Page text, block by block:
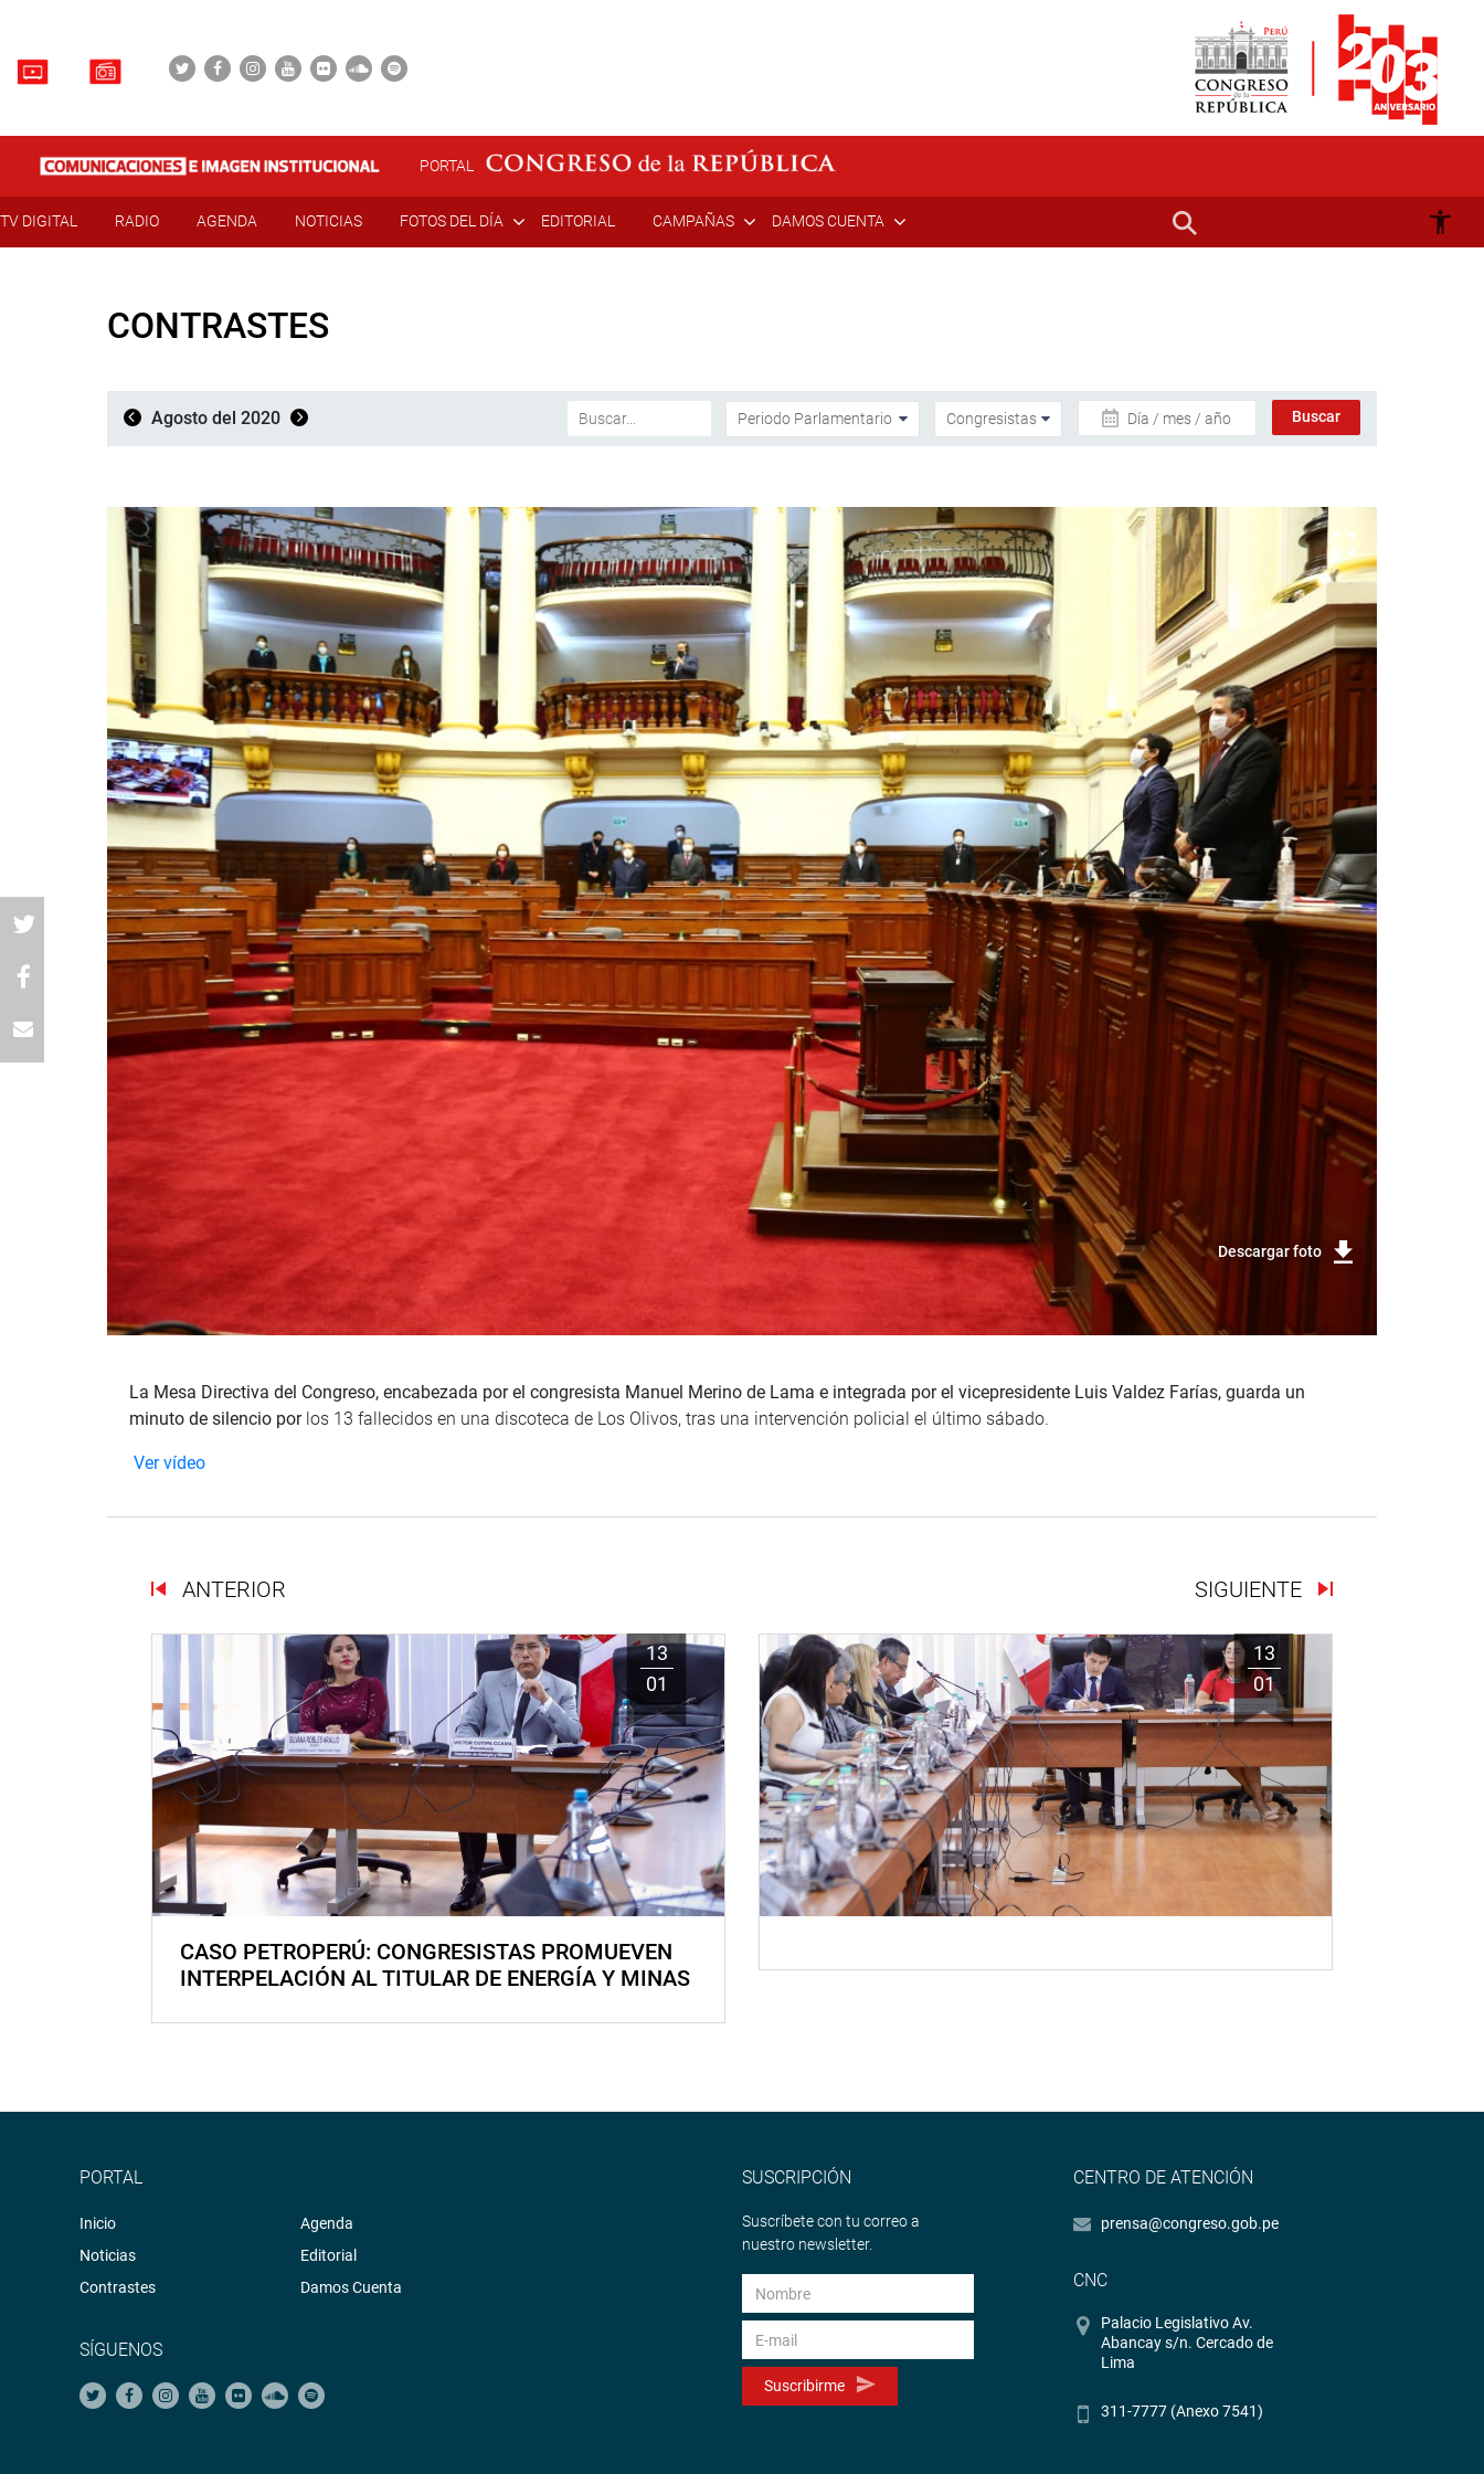
PORTAL
TV DIGITAL RADIO AGENDA NOTICIAS FOTOS DEL DÍA EDITORIAL CAMPAÑAS DAMOS CUENTA
CONTRASTES
Agosto del 2020 Día / mes / año
Descargar foto
La Mesa Directiva del Congreso, encabezada por el congresista Manuel Merino de Lama e integrada por el vicepresidente Luis Valdez Farías, guarda un
minuto de silencio porlos 13 fallecidos en una discoteca de Los Olivos, tras una intervención policial el último sábado.
Ver vídeo
ANTERIOR SIGUIENTE
13
01
CASO PETROPERÚ: CONGRESISTAS PROMUEVEN
INTERPELACIÓN AL TITULAR DE ENERGÍA Y MINAS
13
01
PORTAL
Inicio
Noticias
Contrastes
Agenda
Editorial
Damos Cuenta
SÍGUENOS
SUSCRIPCIÓN
Suscríbete con tu correo a
nuestro newsletter.
Suscribirme
CENTRO DE ATENCIÓN
prensa@congreso.gob.pe
CNC
Palacio Legislativo Av.
Abancay s/n. Cercado de
Lima
311-7777 (Anexo 7541)